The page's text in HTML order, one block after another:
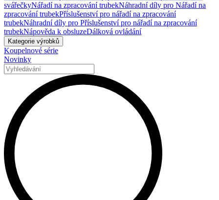
svářečkyNářadí na zpracování trubekNáhradní díly pro Nářadí na
zpracování trubekPříslušenství pro nářadí na zpracování
trubekNáhradní díly pro Příslušenství pro nářadí na zpracování
trubekNápověda k obsluzeDálková ovládání
Kategorie výrobků
Koupelnové série
Novinky